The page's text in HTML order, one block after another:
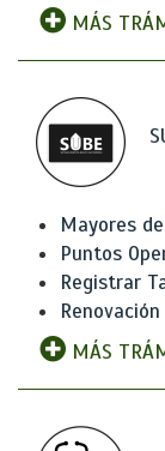
MÁS
Mayores
Puntos
Registrar
MÁS